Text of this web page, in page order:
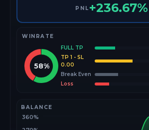
PNL +236.67%
WINRATE
58%
FULL TP
TP 1 - SL
0.00
Break Even
Loss
BALANCE
360%